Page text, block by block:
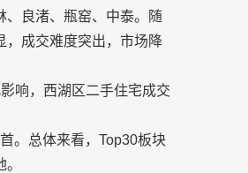
、良渚、瓶窑、中泰。随
，成交难度突出，市场降
响，西湖区二手住宅成交
。总体来看，Top30板块